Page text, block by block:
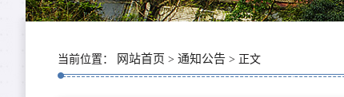
当前位置： 网站首页 > 通知公告 > 正文